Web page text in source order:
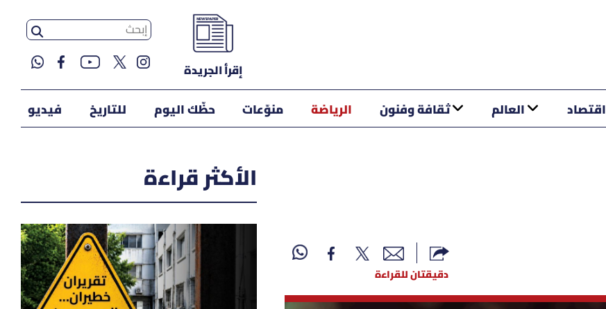
إقرأ الجريدة
اقتصاد العالم ثقافة وفنون الرياضة منوّعات حظّك اليوم للتاريخ فيديو
دقيقتان للقراءة
الأكثر قراءة